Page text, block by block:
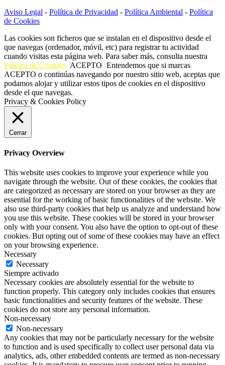
Aviso Legal - Política de Privacidad - Política Ambiental - Política
de Cookies
Las cookies son ficheros que se instalan en el dispositivo desde el
que navegas (ordenador, móvil, etc) para registrar tu actividad
cuando visitas esta página web. Para saber más, consulta nuestra
Política de Cookies ACEPTO Entendemos que si marcas
ACEPTO o continúas navegando por nuestro sitio web, aceptas que
podamos alojar y utilizar estos tipos de cookies en el dispositivo
desde el que navegas.
Privacy & Cookies Policy
Cerrar
Privacy Overview
This website uses cookies to improve your experience while you
navigate through the website. Out of these cookies, the cookies that
are categorized as necessary are stored on your browser as they are
essential for the working of basic functionalities of the website. We
also use third-party cookies that help us analyze and understand how
you use this website. These cookies will be stored in your browser
only with your consent. You also have the option to opt-out of these
cookies. But opting out of some of these cookies may have an effect
on your browsing experience.
Necessary
Necessary
Siempre activado
Necessary cookies are absolutely essential for the website to
function properly. This category only includes cookies that ensures
basic functionalities and security features of the website. These
cookies do not store any personal information.
Non-necessary
Non-necessary
Any cookies that may not be particularly necessary for the website
to function and is used specifically to collect user personal data via
analytics, ads, other embedded contents are termed as non-necessary